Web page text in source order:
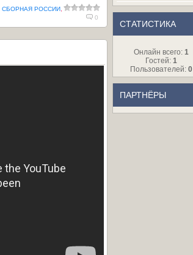
СБОРНАЯ РОССИИ
0
СТАТИСТИКА
Онлайн всего: 1
Гостей: 1
Пользователей: 0
ПАРТНЁРЫ